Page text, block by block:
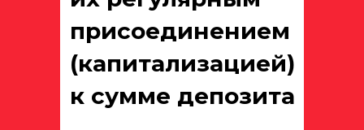
присоединением
(капитализацией)
к сумме депозита